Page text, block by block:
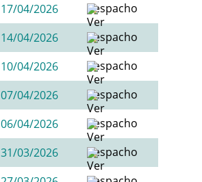
17/04/2026
14/04/2026
10/04/2026
07/04/2026
06/04/2026
31/03/2026